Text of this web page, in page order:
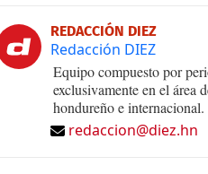
REDACCIÓN DIEZ
Redacción DIEZ
Equipo compuesto por
exclusivamente en el
hondureño e internacional.
redaccion@diez.hn